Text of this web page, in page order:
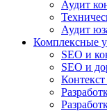
Аудит
Аудит
Комплексные
SEO и
SEO и